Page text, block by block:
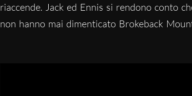
riaccende. Jack ed Ennis si rendono conto
non hanno mai dimenticato Brokeback